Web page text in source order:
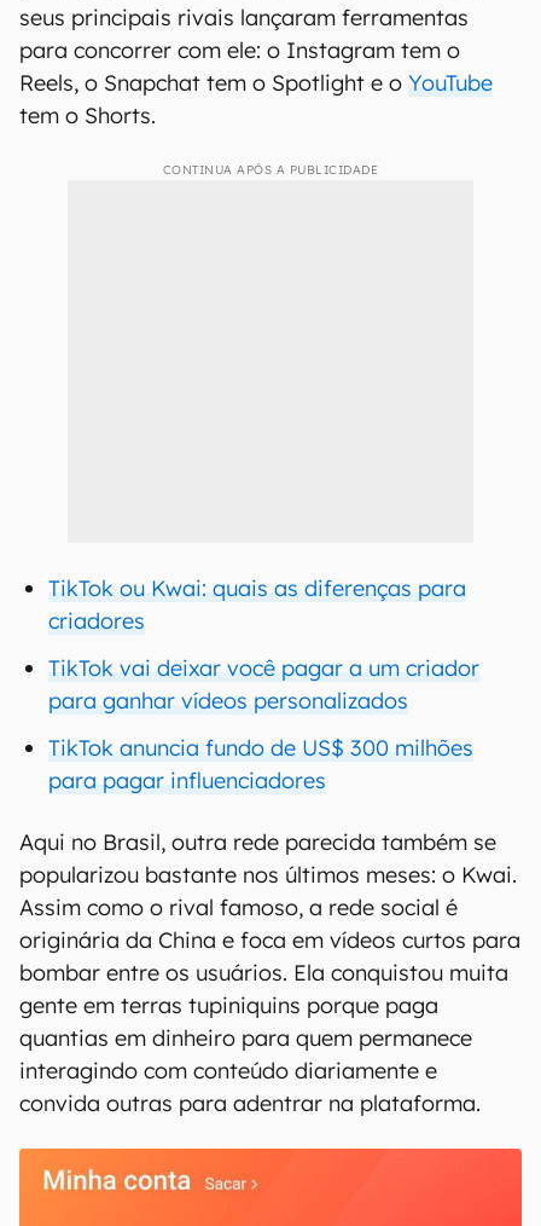
seus principais rivais lançaram ferramentas
para concorrer com ele: o Instagram tem o
Reels, o Snapchat tem o Spotlight e o YouTube
tem o Shorts.
CONTINUA APÓS A PUBLICIDADE
TikTok ou Kwai: quais as diferenças para
criadores
TikTok vai deixar você pagar a um criador
para ganhar vídeos personalizados
TikTok anuncia fundo de US$ 300 milhões
para pagar influenciadores
Aqui no Brasil, outra rede parecida também se
popularizou bastante nos últimos meses: o Kwai.
Assim como o rival famoso, a rede social é
originária da China e foca em vídeos curtos para
bombar entre os usuários. Ela conquistou muita
gente em terras tupiniquins porque paga
quantias em dinheiro para quem permanece
interagindo com conteúdo diariamente e
convida outras para adentrar na plataforma.